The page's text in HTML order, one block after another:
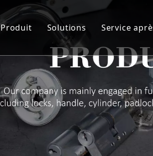
Produit
Corps de serrure
Serrure Poignée Série
Charnière
Cadenas à cadenas
Solutions
Solution personnalisée
Matériel d'artisanat
Service
Service
AQ et CQ
Audit
ROHS